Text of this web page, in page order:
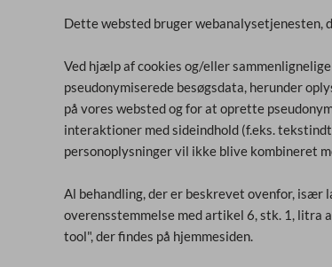
Dette websted bruger webanalysetjenesten,
Ved hjælp af cookies og/eller
pseudonymiserede besøgsdata, herunder
på vores websted og for at oprette
interaktioner med sideindhold (f.eks.
personoplysninger vil ikke blive kombineret
Al behandling, der er beskrevet ovenfor, især
overensstemmelse med artikel 6, stk. 1, litra
tool", der findes på hjemmesiden.